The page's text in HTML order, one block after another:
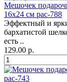
Мешочек
16х24 см pac-788
Эффектный и
бархатистой
есть ..
129.00 р.